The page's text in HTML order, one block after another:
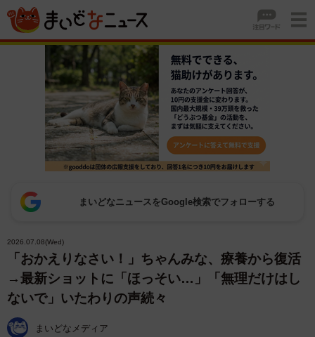
まいどなニュースをGoogle検索でフォローする
2026.07.08(Wed)
「おかえりなさい！」ちゃんみな、療養から復活
→最新ショットに「ほっそい…」「無理だけはし
ないで」いたわりの声続々
まいどなメディア